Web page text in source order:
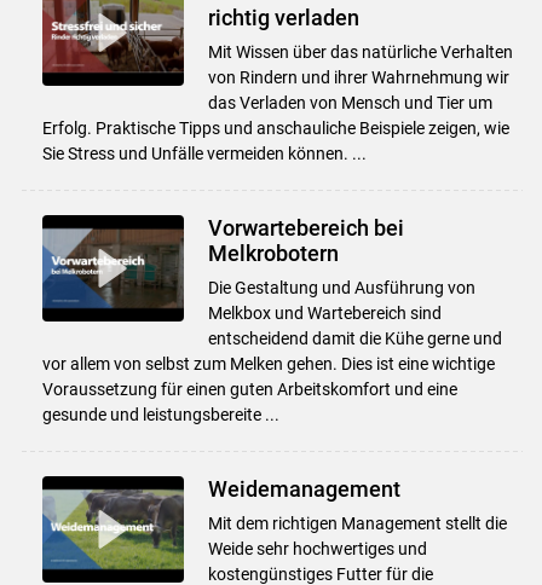
richtig verladen
Mit Wissen über das natürliche Verhalten
von Rindern und ihrer Wahrnehmung wir
das Verladen von Mensch und Tier um
Erfolg. Praktische Tipps und anschauliche Beispiele zeigen, wie
Sie Stress und Unfälle vermeiden können. ...
Vorwartebereich bei
Melkrobotern
Die Gestaltung und Ausführung von
Melkbox und Wartebereich sind
entscheidend damit die Kühe gerne und
vor allem von selbst zum Melken gehen. Dies ist eine wichtige
Voraussetzung für einen guten Arbeitskomfort und eine
gesunde und leistungsbereite ...
Weidemanagement
Mit dem richtigen Management stellt die
Weide sehr hochwertiges und
kostengünstiges Futter für die